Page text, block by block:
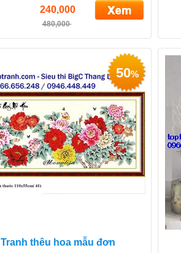
240,000
480,000
Tranh thêu hoa mẫu đơn
50%